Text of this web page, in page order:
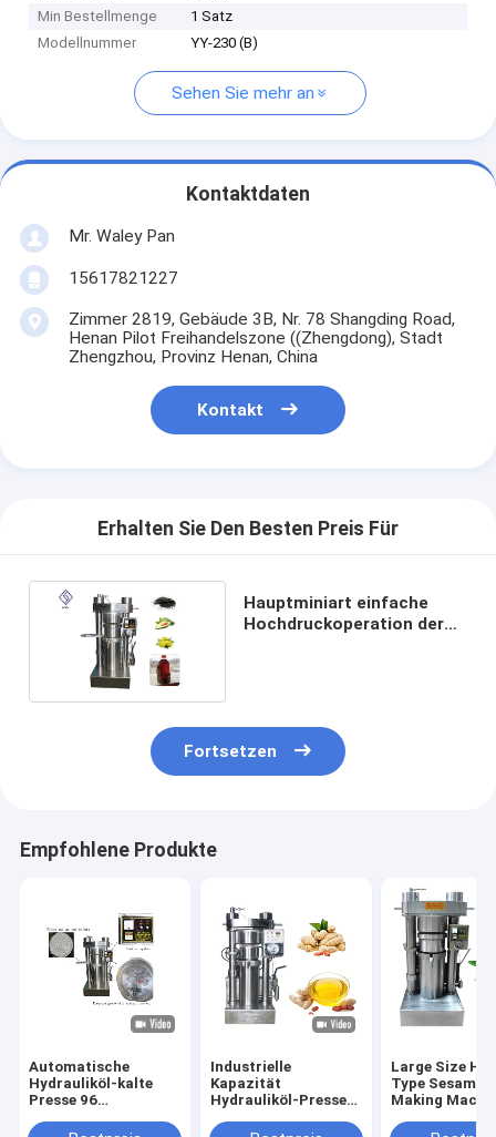
Min Bestellmenge
1 Satz
Modellnummer
YY-230 (B)
Sehen Sie mehr an
Kontaktdaten
Mr. Waley Pan
15617821227
Zimmer 2819, Gebäude 3B, Nr. 78 Shangding Road,
Henan Pilot Freihandelszone ((Zhengdong), Stadt
Zhengzhou, Provinz Henan, China
Kontakt
Erhalten Sie Den Besten Preis Für
Hauptminiart einfache
Hochdruckoperation der
Fortsetzen
Empfohlene Produkte
Automatische
Hydrauliköl-kalte
Presse 96
Presse-Maschine 60
Industrielle
Kapazität
Hydrauliköl-Presse-
Erdnussöl Presser
Large Size
Type Sesame
Making
Avocado